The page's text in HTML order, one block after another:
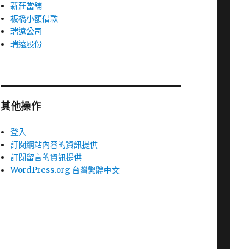
新莊當舖
板橋小額借款
瑞遠公司
瑞遠股份
其他操作
登入
訂閱網站內容的資訊提供
訂閱留言的資訊提供
WordPress.org 台灣繁體中文